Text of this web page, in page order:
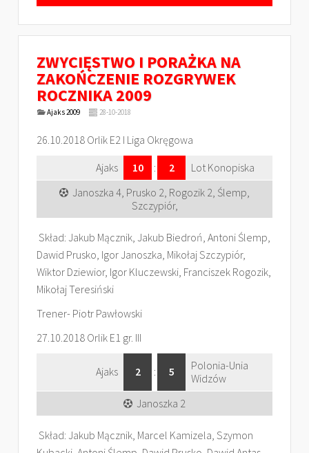
ZWYCIĘSTWO I PORAŻKA NA
ZAKOŃCZENIE ROZGRYWEK
ROCZNIKA 2009
Ajaks 2009 28-10-2018
26.10.2018 Orlik E2 I Liga Okręgowa
Ajaks
10 : 2
Lot Konopiska
Janoszka 4, Prusko 2, Rogozik 2, Ślemp,
Szczypiór,
Skład: Jakub Mącznik, Jakub Biedroń, Antoni Ślemp,
Dawid Prusko, Igor Janoszka, Mikołaj Szczypiór,
Wiktor Dziewior, Igor Kluczewski, Franciszek Rogozik,
Mikołaj Teresiński
Trener- Piotr Pawłowski
27.10.2018 Orlik E1 gr. III
Ajaks 2 : 5
Polonia-Unia
Widzów
Janoszka 2
Skład: Jakub Mącznik, Marcel Kamizela, Szymon